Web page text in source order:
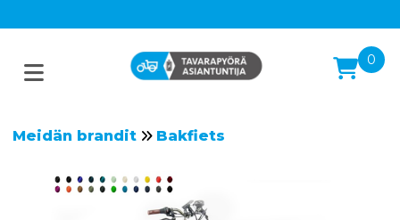
0
Meidän brandit Bakfiets